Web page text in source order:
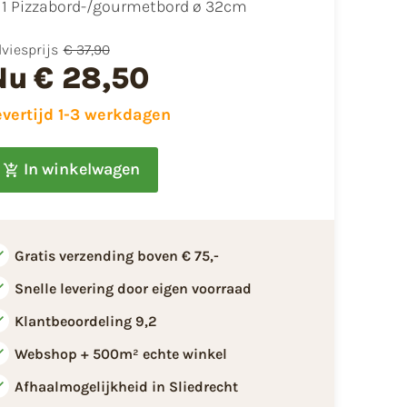
1 Pizzabord-/gourmetbord ø 32cm
€ 37,90
€ 28,50
1-3 werkdagen
In winkelwagen
Gratis verzending boven € 75,-
Snelle levering door eigen voorraad
Klantbeoordeling 9,2
Webshop + 500m² echte winkel
Afhaalmogelijkheid in Sliedrecht